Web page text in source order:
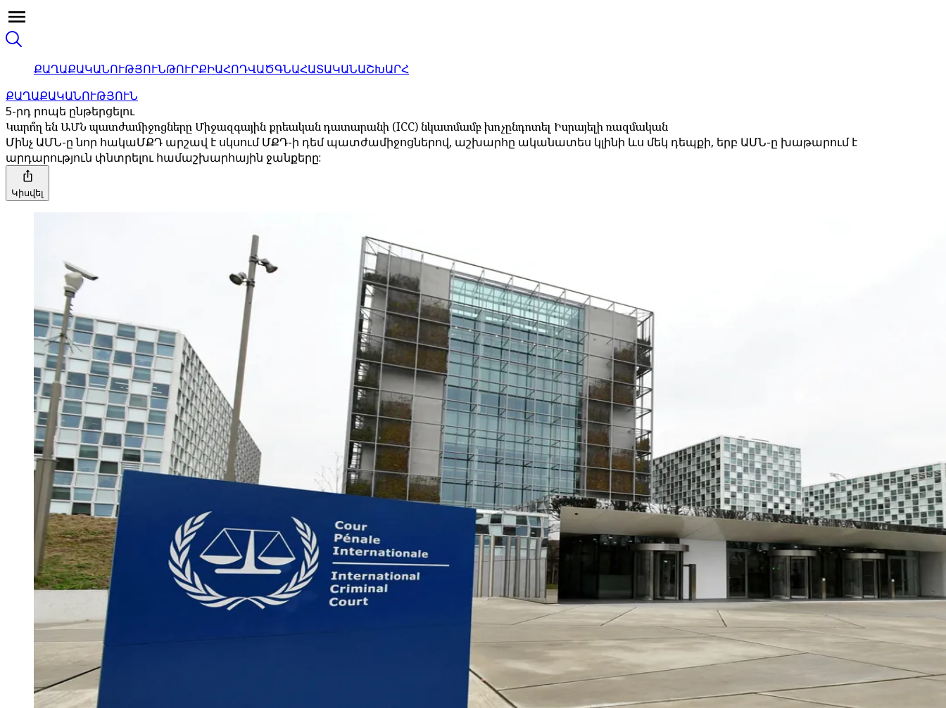
ՔԱՂԱՔԱԿԱՆՈՒԹՅՈՒՆԹՈՒՐՔԻԱՀՈԴՎԱԾԳՆԱՀԱՏԱԿԱՆԱՇԽԱՐՀ
ՔԱՂԱՔԱԿԱՆՈՒԹՅՈՒՆ
5-րդ րոպե ընթերցելու
Կարո՞ղ են ԱՄՆ պատժամիջոցները Միջազգային քրեական դատարանի (ICC) նկատմամբ խոչընդոտել Իսրայելի ռազմական
Մինչ ԱՄՆ-ը նոր հակաՄՔԴ արշավ է սկսում ՄՔԴ-ի դեմ պատժամիջոցներով, աշխարհը ականատես կլինի ևս մեկ դեպքի, երբ ԱՄՆ-ը խաթարում է
արդարություն փնտրելու համաշխարհային ջանքերը:
Կիսվել